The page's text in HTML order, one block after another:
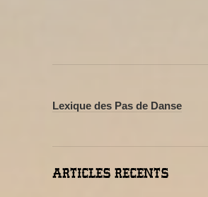
Lexique des Pas de Danse
ARTICLES RECENTS